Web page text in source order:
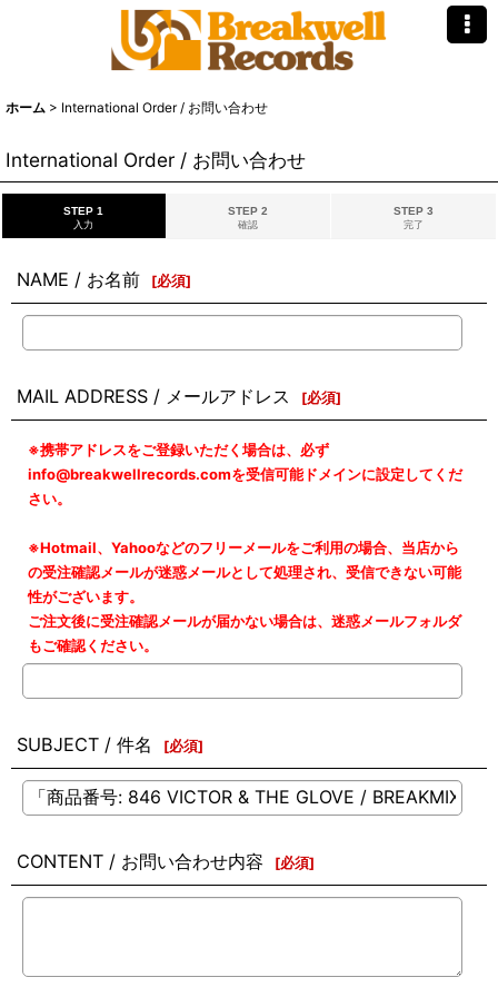
ホーム > International Order / お問い合わせ
International Order / お問い合わせ
STEP 1
入力
STEP 2
確認
STEP 3
完了
NAME / お名前 [必須]
MAIL ADDRESS / メールアドレス [必須]
※携帯アドレスをご登録いただく場合は、必ず
info@breakwellrecords.comを受信可能ドメインに設定してくだ
さい。
※Hotmail、Yahooなどのフリーメールをご利用の場合、当店から
の受注確認メールが迷惑メールとして処理され、受信できない可能
性がございます。
ご注文後に受注確認メールが届かない場合は、迷惑メールフォルダ
もご確認ください。
SUBJECT / 件名 [必須]
CONTENT / お問い合わせ内容 [必須]